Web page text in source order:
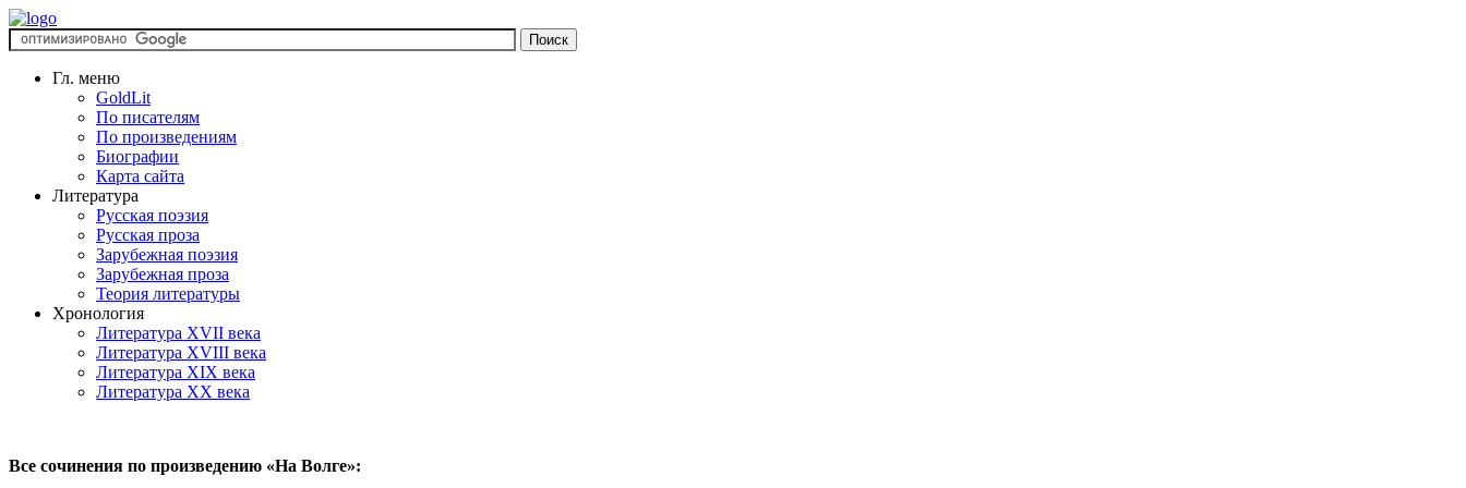
Гл. меню
GoldLit
По писателям
По произведениям
Биографии
Карта сайта
Литература
Русская поэзия
Русская проза
Зарубежная поэзия
Зарубежная проза
Теория литературы
Хронология
Литература XVII века
Литература XVIII века
Литература XIX века
Литература XX века
Все сочинения по произведению «На Волге»: